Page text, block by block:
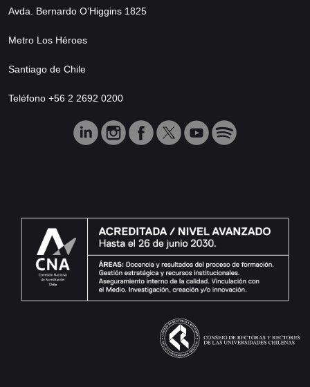
Avda. Bernardo O’Higgins 1825
Metro Los Héroes
Santiago de Chile
Teléfono +56 2 2692 0200